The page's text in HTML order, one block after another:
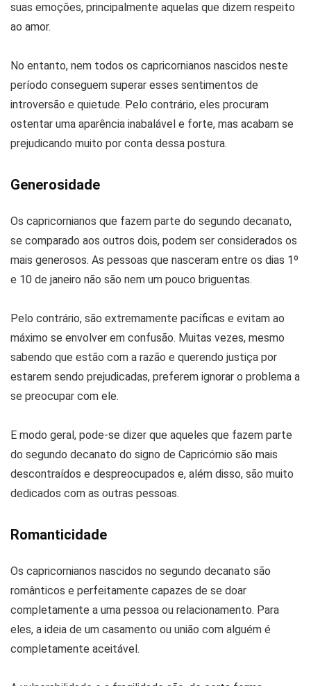
suas emoções, principalmente aquelas que dizem respeito
ao amor.
No entanto, nem todos os capricornianos nascidos neste
período conseguem superar esses sentimentos de
introversão e quietude. Pelo contrário, eles procuram
ostentar uma aparência inabalável e forte, mas acabam se
prejudicando muito por conta dessa postura.
Generosidade
Os capricornianos que fazem parte do segundo decanato,
se comparado aos outros dois, podem ser considerados os
mais generosos. As pessoas que nasceram entre os dias 1º
e 10 de janeiro não são nem um pouco briguentas.
Pelo contrário, são extremamente pacíficas e evitam ao
máximo se envolver em confusão. Muitas vezes, mesmo
sabendo que estão com a razão e querendo justiça por
estarem sendo prejudicadas, preferem ignorar o problema a
se preocupar com ele.
E modo geral, pode-se dizer que aqueles que fazem parte
do segundo decanato do signo de Capricórnio são mais
descontraídos e despreocupados e, além disso, são muito
dedicados com as outras pessoas.
Romanticidade
Os capricornianos nascidos no segundo decanato são
românticos e perfeitamente capazes de se doar
completamente a uma pessoa ou relacionamento. Para
eles, a ideia de um casamento ou união com alguém é
completamente aceitável.